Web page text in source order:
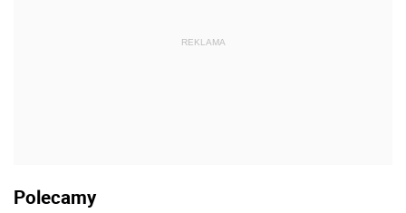
REKLAMA
Polecamy